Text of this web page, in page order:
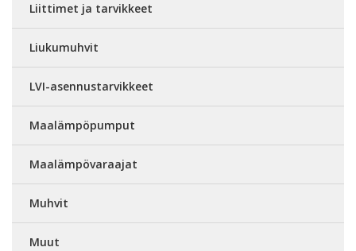
Liittimet ja tarvikkeet
Liukumuhvit
LVI-asennustarvikkeet
Maalämpöpumput
Maalämpövaraajat
Muhvit
Muut